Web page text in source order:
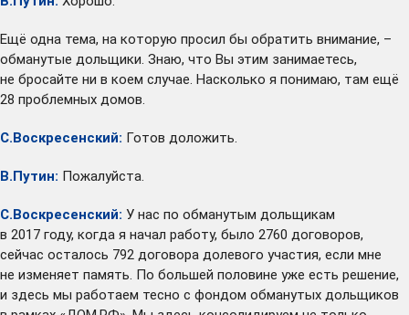
Ещё одна тема, на которую просил бы обратить внимание, –
обманутые дольщики. Знаю, что Вы этим занимаетесь,
не бросайте ни в коем случае. Насколько я понимаю, там ещё
28 проблемных домов.
С.Воскресенский: Готов доложить.
В.Путин: Пожалуйста.
С.Воскресенский: У нас по обманутым дольщикам
в 2017 году, когда я начал работу, было 2760 договоров,
сейчас осталось 792 договора долевого участия, если мне
не изменяет память. По большей половине уже есть решение,
и здесь мы работаем тесно с фондом обманутых дольщиков